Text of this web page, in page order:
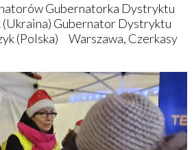
Gubernatorka Dystryktu
(Ukraina) Gubernator Dystryktu
(Polska) Warszawa, Czerkasy